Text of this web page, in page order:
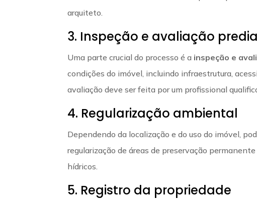
arquiteto.
3. Inspeção e avaliação
Uma parte crucial do processo é a inspeção e
condições do imóvel, incluindo infraestrutura,
avaliação deve ser feita por um profissional
4. Regularização ambiental
Dependendo da localização e do uso do imóvel,
regularização de áreas de preservação
hídricos.
5. Registro da propriedade